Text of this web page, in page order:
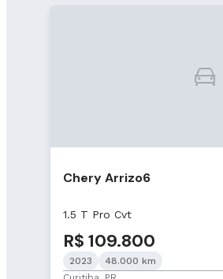
Chery Arrizo6
1.5 T Pro Cvt
R$ 109.800
2023
48.000 km